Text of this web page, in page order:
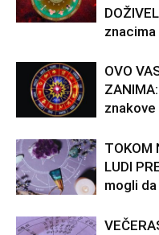
OVO
TOKOM
LUDI
mogli